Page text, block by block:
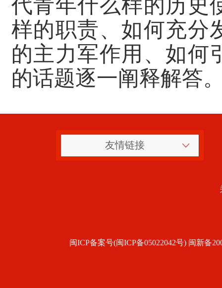
代青年什么样的历史
样的职责、如何充分
的主力军作用、如何
的话题逐一阐释解答
友情链接
闽ICP备案号(闽ICP备05022042号) 闽新备